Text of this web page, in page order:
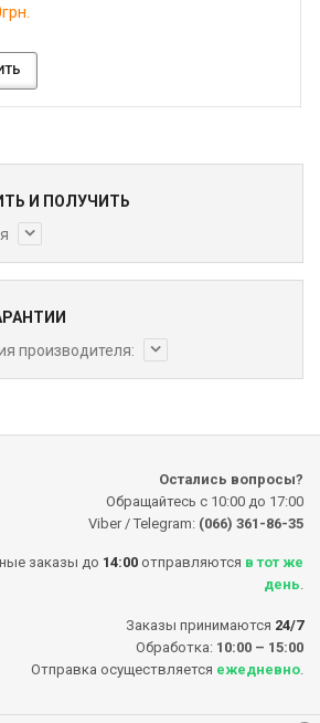
И ПОЛУЧИТЬ
производителя:
Остались вопросы?
Обращайтесь с 10:00 до 17:00
Viber / Telegram: (066) 361-86-35
заказы до 14:00 отправляются в тот же
день
Заказы принимаются 24/7
Обработка: 10:00 – 15:00
Отправка осуществляется ежедневно